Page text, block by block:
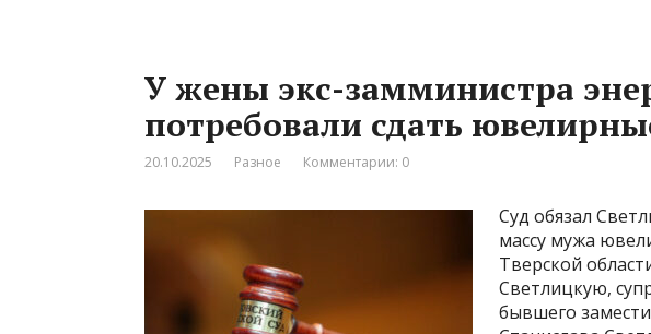
У жены экс-замминистра
потребовали сдать
20.10.2025 Разное Комментарии: 0
Суд обязал
массу мужа
Тверской
Светлицкую,
бывшего